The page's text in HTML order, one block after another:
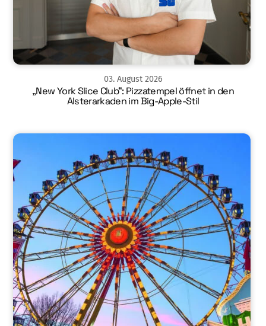
03. August 2026
„New York Slice Club“: Pizzatempel öffnet in den
Alsterarkaden im Big-Apple-Stil